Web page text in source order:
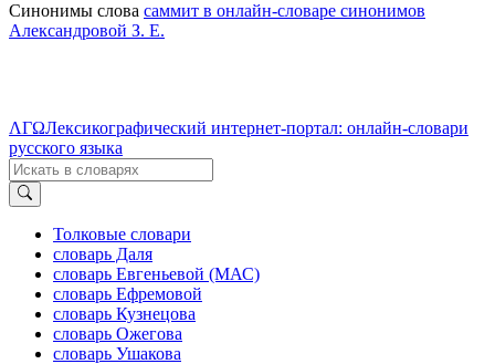
Синонимы слова саммит в онлайн-словаре синонимов
Александровой З. Е.
ΛΓΩЛексикографический интернет-портал: онлайн-словари
русского языка
Толковые словари
словарь Даля
словарь Евгеньевой (МАС)
словарь Ефремовой
словарь Кузнецова
словарь Ожегова
словарь Ушакова